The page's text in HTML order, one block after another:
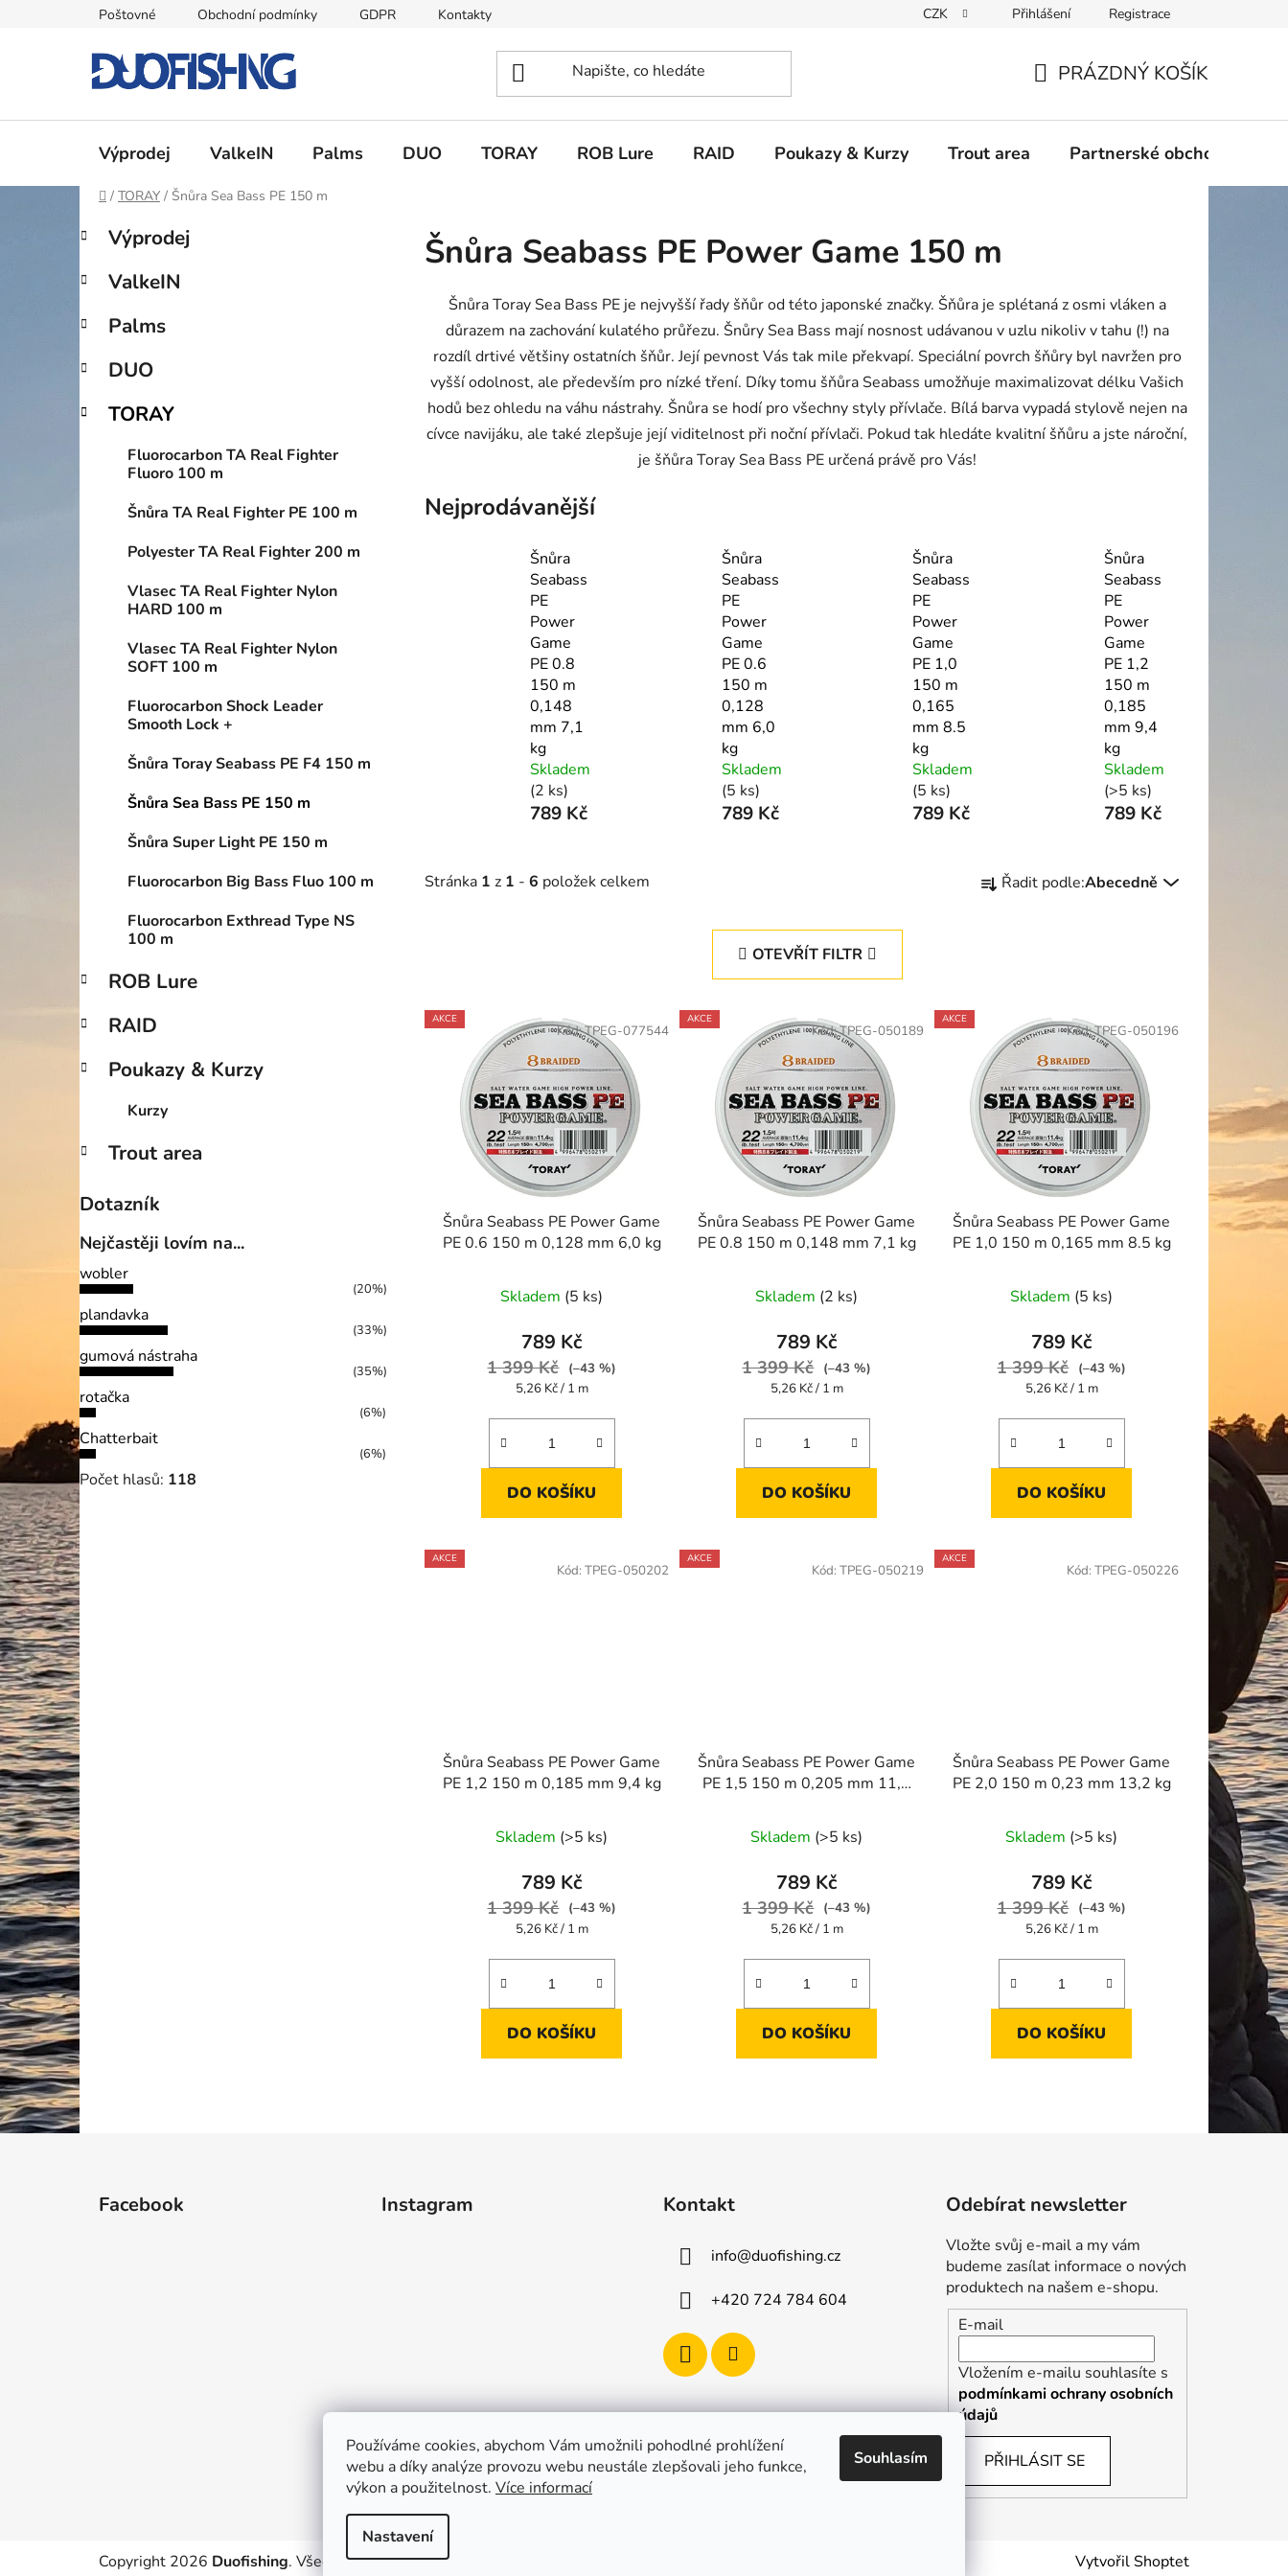
Používáme cookies, abychom Vám umožnili pohodlné prohlížení
webu a díky analýze provozu webu neustále zlepšovali jeho funkce,
výkon a použitelnost. Více informací
Nastavení
Souhlasím
Poštovné Obchodní podmínky GDPR Kontakty CZK Přihlášení Registrace
KOŠÍK
PRÁZDNÝ KOŠÍK
Výprodej ValkeIN Palms DUO TORAY ROB Lure RAID Poukazy & Kurzy Trout area Partnerské obchody
Domů
/ TORAY / Šnůra Sea Bass PE 150 m
P
s
r
n
n
í
Přeskočit
kategorie
K
a
e
o
i
Výprodej
ValkeIN
Palms
DUO
TORAY
Fluorocarbon TA Real Fighter
Fluoro 100 m
Šnůra TA Real Fighter PE 100 m
Polyester TA Real Fighter 200 m
Vlasec TA Real Fighter Nylon
HARD 100 m
Vlasec TA Real Fighter Nylon
SOFT 100 m
Fluorocarbon Shock Leader
Smooth Lock +
Šnůra Toray Seabass PE F4 150 m
Šnůra Sea Bass PE 150 m
Šnůra Super Light PE 150 m
Fluorocarbon Big Bass Fluo 100 m
Fluorocarbon Exthread Type NS
100 m
ROB Lure
RAID
Poukazy & Kurzy
Kurzy
Trout area
Dotazník
Nejčastěji lovím na...
wobler
(20%)
plandavka
(33%)
gumová nástraha
(35%)
rotačka
(6%)
Chatterbait
(6%)
Počet hlasů: 118
Šnůra Seabass PE Power Game 150 m
Šnůra Toray Sea Bass PE je nejvyšší řady šňůr od této japonské značky. Šňůra je splétaná z osmi vláken a
důrazem na zachování kulatého průřezu. Šnůry Sea Bass mají nosnost udávanou v uzlu nikoliv v tahu (!) na
rozdíl drtivé většiny ostatních šňůr. Její pevnost Vás tak mile překvapí. Speciální povrch šňůry byl navržen pro
vyšší odolnost, ale především pro nízké tření. Díky tomu šňůra Seabass umožňuje maximalizovat délku Vašich
hodů bez ohledu na váhu nástrahy. Šnůra se hodí pro všechny styly přívlače. Bílá barva vypadá stylově nejen na
cívce navijáku, ale také zlepšuje její viditelnost při noční přívlači. Pokud tak hledáte kvalitní šňůru a jste nároční,
je šňůra Toray Sea Bass PE určená právě pro Vás!
Nejprodávanější
Šnůra
Seabass
PE
Power
Game
PE 0.8
150 m
0,148
mm 7,1
kg
Skladem
(2 ks)
789 Kč
Šnůra
Seabass
PE
Power
Game
PE 0.6
150 m
0,128
mm 6,0
kg
Skladem
(5 ks)
789 Kč
Šnůra
Seabass
PE
Power
Game
PE 1,0
150 m
0,165
mm 8.5
kg
Skladem
(5 ks)
789 Kč
Šnůra
Seabass
PE
Power
Game
PE 1,2
150 m
0,185
mm 9,4
kg
Skladem
(>5 ks)
789 Kč
Stránka 1 z 1 - 6 položek celkem
a
o
d
u
k
t
Řadit podle:Abecedně
OTEVŘÍT FILTR
V
ý
AKCE
Šnůra Seabass PE Power Game
PE 0.6 150 m 0,128 mm 6,0 kg
Skladem (5 ks)
789 Kč
1 399 Kč (–43 %)
Měrná
5,26 Kč / 1 m
DO KOŠÍKU
Kód:TPEG-077544
AKCE
Šnůra Seabass PE Power Game
PE 0.8 150 m 0,148 mm 7,1 kg
Skladem (2 ks)
789 Kč
1 399 Kč (–43 %)
Měrná
5,26 Kč / 1 m
DO KOŠÍKU
Kód:TPEG-050189
AKCE
Šnůra Seabass PE Power Game
PE 1,0 150 m 0,165 mm 8.5 kg
Skladem (5 ks)
789 Kč
1 399 Kč (–43 %)
Měrná
5,26 Kč / 1 m
DO KOŠÍKU
Kód:TPEG-050196
AKCE
Šnůra Seabass PE Power Game
PE 1,2 150 m 0,185 mm 9,4 kg
Skladem (>5 ks)
789 Kč
1 399 Kč (–43 %)
Měrná
5,26 Kč / 1 m
DO KOŠÍKU
Kód: TPEG-050202
AKCE
Šnůra Seabass PE Power Game
PE 1,5 150 m 0,205 mm 11,4
Skladem (>5 ks)
789 Kč
1 399 Kč (–43 %)
Měrná
5,26 Kč / 1 m
DO KOŠÍKU
Kód: TPEG-050219
AKCE
Šnůra Seabass PE Power Game
PE 2,0 150 m 0,23 mm 13,2 kg
Skladem (>5 ks)
789 Kč
1 399 Kč (–43 %)
Měrná
5,26 Kč / 1 m
DO KOŠÍKU
Kód: TPEG-050226
í
r
ý
s
Facebook Instagram Kontakt
info@duofishing.cz
+420 724 784 604
Odebírat newsletter
Vložte svůj e-mail a my vám
budeme zasílat informace o nových
produktech na našem e-shopu.
E-mail
Vložením e-mailu souhlasíte s
podmínkami ochrany osobních
údajů
PŘIHLÁSIT SE
Vytvořil Shoptet
Copyright 2026 Duofishing. Všechna práva vyhrazena.